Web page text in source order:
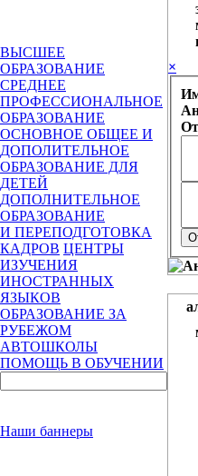
ВЫСШЕЕ
ОБРАЗОВАНИЕ
СРЕДНЕЕ
ПРОФЕССИОНАЛЬНОЕ
ОБРАЗОВАНИЕ
ОСНОВНОЕ ОБЩЕЕ И
ДОПОЛИТЕЛЬНОЕ
ОБРАЗОВАНИЕ ДЛЯ
ДЕТЕЙ
ДОПОЛНИТЕЛЬНОЕ
ОБРАЗОВАНИЕ
И ПЕРЕПОДГОТОВКА
КАДРОВ ЦЕНТРЫ
ИЗУЧЕНИЯ
ИНОСТРАННЫХ
ЯЗЫКОВ
ОБРАЗОВАНИЕ ЗА
РУБЕЖОМ
АВТОШКОЛЫ
ПОМОЩЬ В ОБУЧЕНИИ
Наши баннеры
×